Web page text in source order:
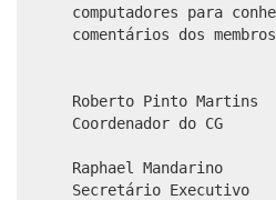
computadores para
comentários dos
Roberto Pinto Martins
Coordenador do CG
Raphael Mandarino
Secretário Executivo